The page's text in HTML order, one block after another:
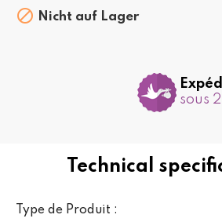
Technical
Type de Produit :
 Nicht auf Lager
sous